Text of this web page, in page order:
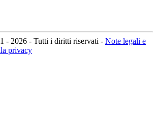
- 2026 - Tutti i diritti riservati - Note legali e
privacy